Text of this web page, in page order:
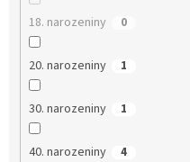
18. narozeniny 0
20. narozeniny 1
30. narozeniny 1
40. narozeniny 4